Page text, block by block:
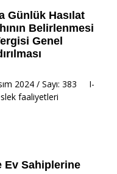
Günlük Hasılat
Belirlenmesi
Genel
2024 / Sayı: 383 I-
faaliyetleri
Ev Sahiplerine